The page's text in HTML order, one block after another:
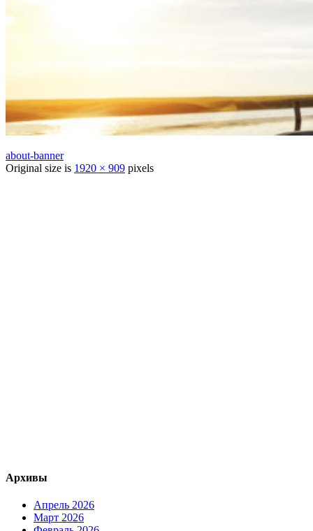
about-banner
Original size is 1920 × 909 pixels
Архивы
Апрель 2026
Март 2026